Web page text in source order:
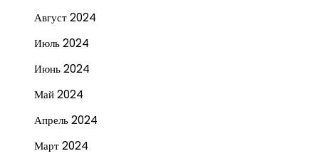
Август 2024
Июль 2024
Июнь 2024
Май 2024
Апрель 2024
Март 2024